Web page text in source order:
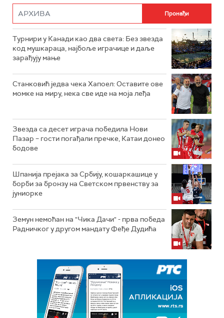
Турнири у Канади као два света: Без звезда
код мушкараца, најбоље играчице и даље
зарађују мање
Станковић једва чека Хапоел: Оставите ове
момке на миру, нека све иде на моја леђа
Звезда са десет играча победила Нови
Пазар – гости погађали пречке, Катаи донео
бодове
Шпанија прејакa за Србију, кошаркашице у
борби за бронзу на Светском првенству за
јуниорке
Земун немоћан на "Чика Дачи" - прва победа
Радничког у другом мандату Феђе Дудића